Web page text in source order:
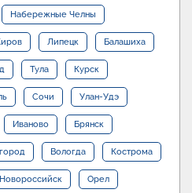
Набережные Челны
Липецк Балашиха
Тула Курск
Сочи Улан-Удэ
Иваново Брянск
Вологда Кострома
Новороссийск Орел